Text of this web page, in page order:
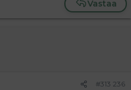
Vastaa
#313 236